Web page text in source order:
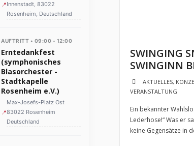
SWINGING
SWINGINN
AKTUELLES,
VERANSTALTUNG
Ein bekannter
Lederhose!“ Was er
keine Gegensätze in
📍Innenstadt, 83022
Rosenheim, Deutschland
AUFTRITT • 09:00 - 12:00
Erntedankfest
(symphonisches
Blasorchester -
Stadtkapelle
Rosenheim e.V.)
📍
Max-Josefs-Platz Ost
83022 Rosenheim
Deutschland